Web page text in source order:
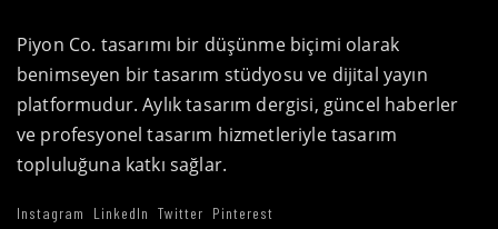
Piyon Co. tasarımı bir düşünme biçimi olarak
benimseyen bir tasarım stüdyosu ve dijital yayın
platformudur. Aylık tasarım dergisi, güncel haberler
ve profesyonel tasarım hizmetleriyle tasarım
topluluğuna katkı sağlar.
Instagram LinkedIn Twitter Pinterest